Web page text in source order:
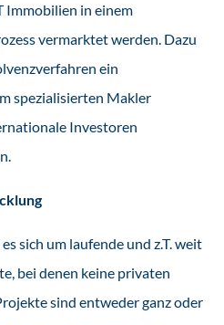
Immobilien in einem
vermarktet werden. Dazu
ein
spezialisierten Makler
Investoren
sich um laufende und z.T. weit
bei denen keine privaten
sind entweder ganz oder